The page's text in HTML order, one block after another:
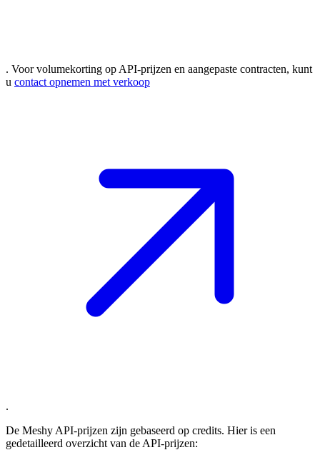
. Voor volumekorting op API-prijzen en aangepaste contracten, kunt
u contact opnemen met verkoop
.
De Meshy API-prijzen zijn gebaseerd op credits. Hier is een
gedetailleerd overzicht van de API-prijzen: